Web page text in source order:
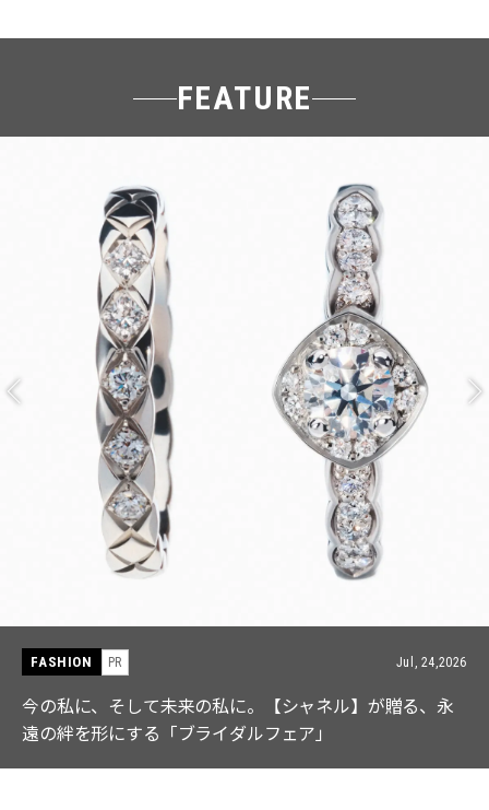
FEATURE
FASHION PR Jul, 15,2026
【ICB】人気インフルエンサーと共同制作! 週5で着たく
なる「名品ブラウス」２選